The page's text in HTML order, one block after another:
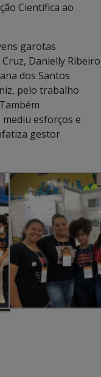
Científica ao
garotas
Danielly Ribeiro
dos Santos
pelo trabalho
esforços e
gestor